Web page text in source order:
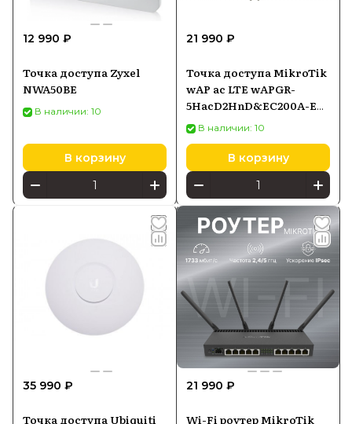
12 990 ₽
Точка доступа Zyxel
NWA50BE
В наличии: 10
В корзину
21 990 ₽
Точка доступа MikroTik
wAP ac LTE wAPGR-
5HacD2HnD&EC200A-EU,
Wi-Fi 5 2,4/5 ГГц, LTE
Cat1, PoE-in
В наличии: 10
В корзину
35 990 ₽
Точка доступа Ubiquiti
21 990 ₽
Wi-Fi роутер MikroTik